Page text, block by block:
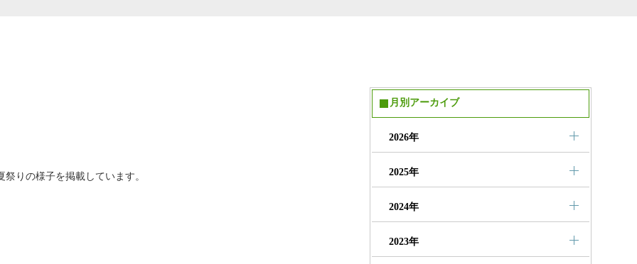
りの様子を掲載しています。
月別アーカイブ
2026年
2025年
2024年
2023年